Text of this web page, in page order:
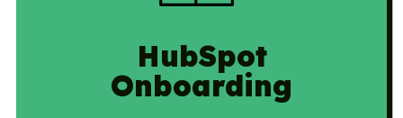
HubSpot
Onboarding